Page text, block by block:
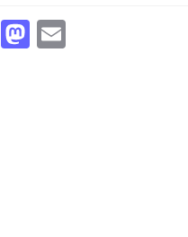
Facebook
Mastodon